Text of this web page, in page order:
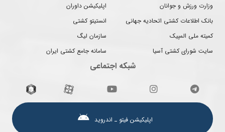
وزارت ورزش و جوانان
بانک اطلاعات کشتی اتحادیه جهانی
کمیته ملی المپیک
سایت شورای کشتی آسیا
اپلیکیشن داوران
انستیتو کشتی
سازمان لیگ
سامانه جامع کشتی ایران
شبکه اجتماعی
اپلیکیشن فیتو ـ اندروید